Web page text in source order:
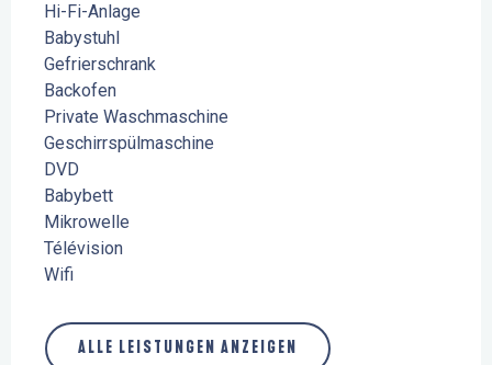
Hi-Fi-Anlage
Babystuhl
Gefrierschrank
Backofen
Private Waschmaschine
Geschirrspülmaschine
DVD
Babybett
Mikrowelle
Télévision
Wifi
ALLE LEISTUNGEN ANZEIGEN